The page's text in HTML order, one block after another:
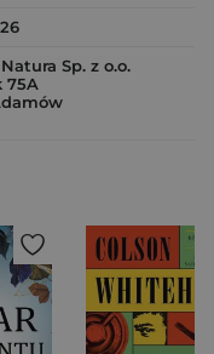
Sp. z o.o.
75A